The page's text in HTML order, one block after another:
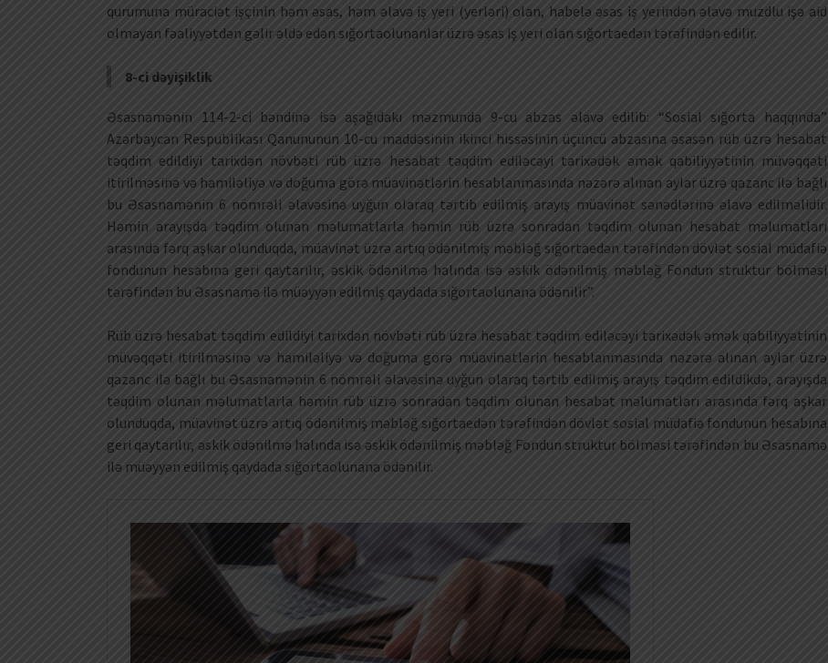
qurumuna müraciət işçinin həm əsas, həm əlavə iş yeri (yerləri) olan, habelə əsas iş yerindən əlavə muzdlu işə aid
olmayan fəaliyyətdən gəlir əldə edən sığortaolunanlar üzrə əsas iş yeri olan sığortaedən tərəfindən edilir.
8-ci dəyişiklik
Əsasnamənin 114-2-ci bəndinə isə aşağıdakı məzmunda 9-cu abzas əlavə edilib: “Sosial sığorta haqqında”
Azərbaycan Respublikası Qanununun 10-cu maddəsinin ikinci hissəsinin üçüncü abzasına əsasən rüb üzrə hesabat
təqdim edildiyi tarixdən növbəti rüb üzrə hesabat təqdim ediləcəyi tarixədək əmək qabiliyyətinin müvəqqəti
itirilməsinə və hamiləliyə və doğuma görə müavinətlərin hesablanmasında nəzərə alınan aylar üzrə qazanc ilə bağlı
bu Əsasnamənin 6 nömrəli əlavəsinə uyğun olaraq tərtib edilmiş arayış müavinət sənədlərinə əlavə edilməlidir.
Həmin arayışda təqdim olunan məlumatlarla həmin rüb üzrə sonradan təqdim olunan hesabat məlumatları
arasında fərq aşkar olunduqda, müavinət üzrə artıq ödənilmiş məbləğ sığortaedən tərəfindən dövlət sosial müdafiə
fondunun hesabına geri qaytarılır, əskik ödənilmə halında isə əskik ödənilmiş məbləğ Fondun struktur bölməsi
tərəfindən bu Əsasnamə ilə müəyyən edilmiş qaydada sığortaolunana ödənilir”.
Rüb üzrə hesabat təqdim edildiyi tarixdən növbəti rüb üzrə hesabat təqdim ediləcəyi tarixədək əmək qabiliyyətinin
müvəqqəti itirilməsinə və hamiləliyə və doğuma görə müavinətlərin hesablanmasında nəzərə alınan aylar üzrə
qazanc ilə bağlı bu Əsasnamənin 6 nömrəli əlavəsinə uyğun olaraq tərtib edilmiş arayış təqdim edildikdə, arayışda
təqdim olunan məlumatlarla həmin rüb üzrə sonradan təqdim olunan hesabat məlumatları arasında fərq aşkar
olunduqda, müavinət üzrə artıq ödənilmiş məbləğ sığortaedən tərəfindən dövlət sosial müdafiə fondunun hesabına
geri qaytarılır, əskik ödənilmə halında isə əskik ödənilmiş məbləğ Fondun struktur bölməsi tərəfindən bu Əsasnamə
ilə müəyyən edilmiş qaydada sığortaolunana ödənilir.